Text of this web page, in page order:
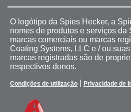
O logótipo da Spies Hecker, a
nomes de produtos e serviços da
marcas comerciais ou marcas
Coating Systems, LLC e / ou
marcas registradas são de
respectivos donos.
Condições de utilização Privacidade de